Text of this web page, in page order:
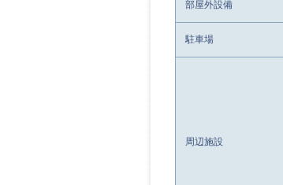
部屋外設備
駐車場
周辺施設